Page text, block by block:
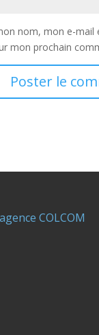
nom, mon e-mail
mon prochain
COLCOM